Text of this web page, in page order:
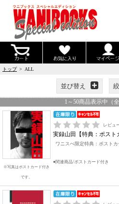
トップ> ALL
並び替え
1 ～ 50商品表示中（全
※写真はポストカード付き
です。
レビュ
実録山田【特典：ポスト
ワニスぺ限定特典：ポスト
●関連商品/ポストカード付き